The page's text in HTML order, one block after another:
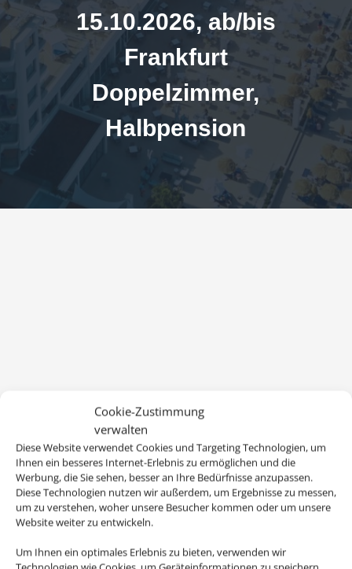
Cookie-Zustimmung
verwalten
Diese Website verwendet Cookies und Targeting Technologien, um
Ihnen ein besseres Internet-Erlebnis zu ermöglichen und die
Werbung, die Sie sehen, besser an Ihre Bedürfnisse anzupassen.
Diese Technologien nutzen wir außerdem, um Ergebnisse zu messen,
um zu verstehen, woher unsere Besucher kommen oder um unsere
Website weiter zu entwickeln.
Um Ihnen ein optimales Erlebnis zu bieten, verwenden wir
15.10.2026, ab/bis
Frankfurt
Doppelzimmer,
Halbpension